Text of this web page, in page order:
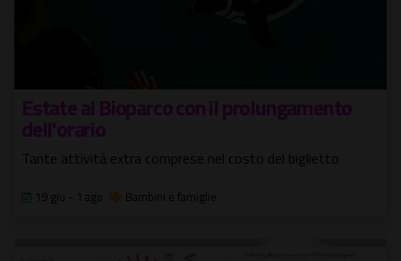
Estate al Bioparco con il prolungamento
dell'orario
Tante attività extra comprese nel costo del biglietto
19 giu - 1 ago Bambini e famiglie